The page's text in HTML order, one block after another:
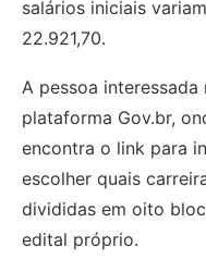
salários iniciais
22.921,70.
A pessoa
plataforma Gov.br,
encontra o link para
escolher quais
divididas em oito
edital próprio.